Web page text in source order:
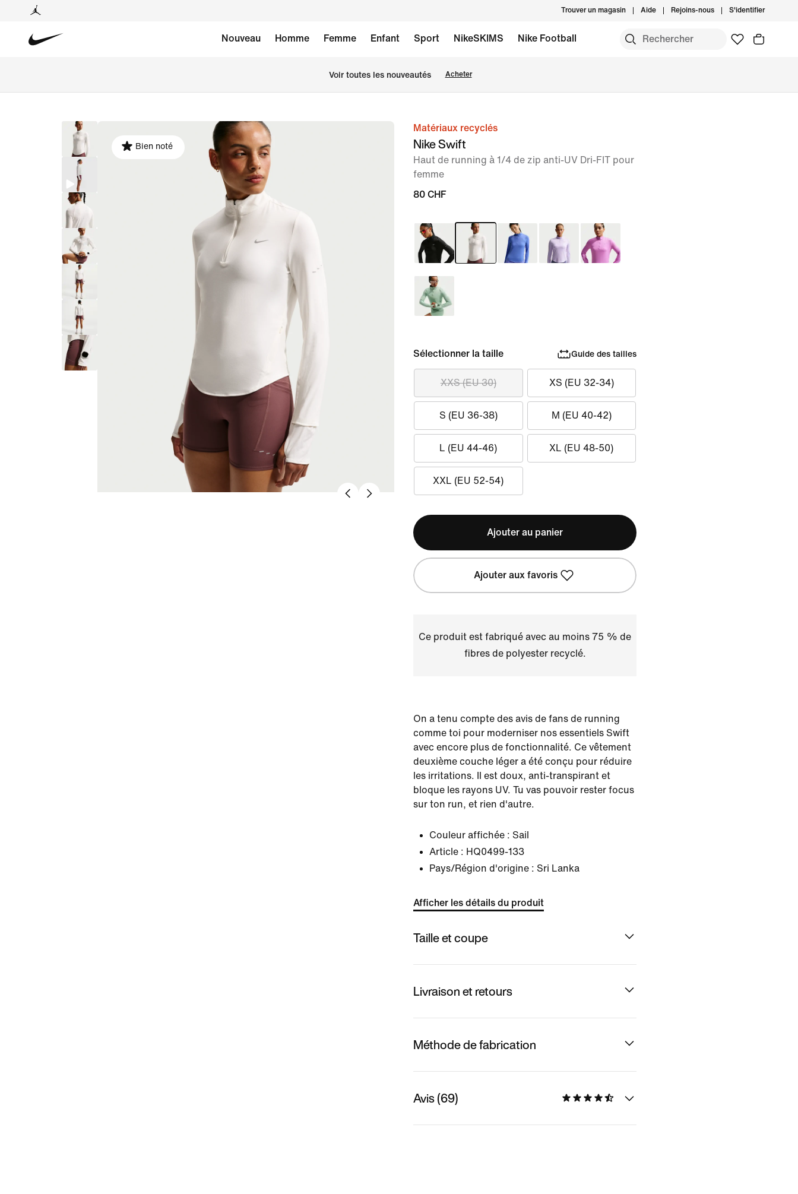
Trouver un magasin Aide Rejoins-nous S'identifier
Nouveau Homme Femme Enfant Sport NikeSKIMS Nike Football
Voir toutes les nouveautés Acheter
image 1
Bien noté
Matériaux recyclés
Nike Swift
Haut de running à 1/4 de zip anti-UV Dri-FIT pour
femme
80 CHF
Sélectionner la taille Guide des tailles
XXS (EU 30) XS (EU 32-34)
S (EU 36-38) M (EU 40-42)
L (EU 44-46) XL (EU 48-50)
XXL (EU 52-54)
Ajouter au panier
Ajouter aux favoris
Ce produit est fabriqué avec au moins 75 % de
fibres de polyester recyclé.
On a tenu compte des avis de fans de running
comme toi pour moderniser nos essentiels Swift
avec encore plus de fonctionnalité. Ce vêtement
deuxième couche léger a été conçu pour réduire
les irritations. Il est doux, anti-transpirant et
bloque les rayons UV. Tu vas pouvoir rester focus
sur ton run, et rien d'autre.
Couleur affichée : Sail
Article : HQ0499-133
Pays/Région d'origine : Sri Lanka
Afficher les détails du produit
Taille et coupe
Livraison et retours
Méthode de fabrication
Avis (69)